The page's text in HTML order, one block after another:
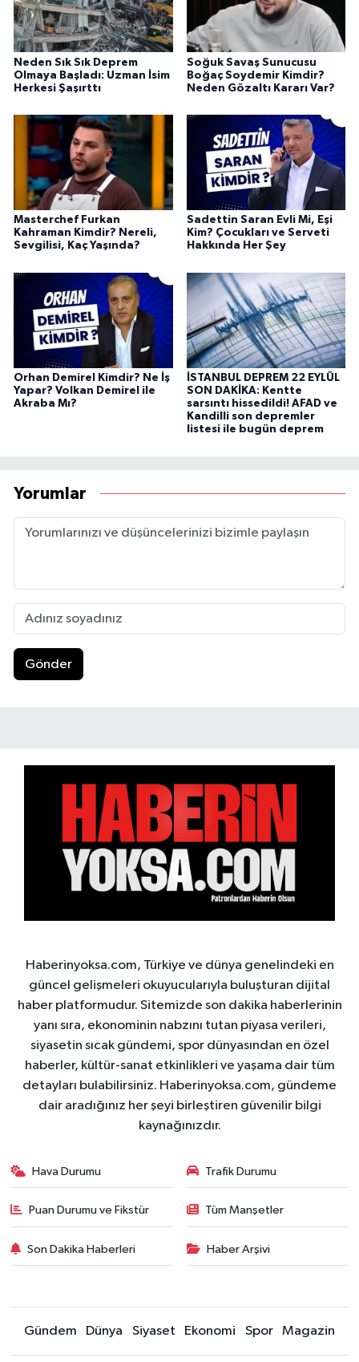
Neden Sık Sık Deprem
Olmaya Başladı: Uzman İsim
Herkesi Şaşırttı
Soğuk Savaş Sunucusu
Boğaç Soydemir Kimdir?
Neden Gözaltı Kararı Var?
Masterchef Furkan
Kahraman Kimdir? Nereli,
Sevgilisi, Kaç Yaşında?
Sadettin Saran Evli Mi, Eşi
Kim? Çocukları ve Serveti
Hakkında Her Şey
Orhan Demirel Kimdir? Ne İş
Yapar? Volkan Demirel ile
Akraba Mı?
İSTANBUL DEPREM 22 EYLÜL
SON DAKİKA: Kentte
sarsıntı hissedildi! AFAD ve
Kandilli son depremler
listesi ile bugün deprem
Yorumlar
Gönder
Haberinyoksa.com, Türkiye ve dünya genelindeki en
güncel gelişmeleri okuyucularıyla buluşturan dijital
haber platformudur. Sitemizde son dakika haberlerinin
yanı sıra, ekonominin nabzını tutan piyasa verileri,
siyasetin sıcak gündemi, spor dünyasından en özel
haberler, kültür-sanat etkinlikleri ve yaşama dair tüm
detayları bulabilirsiniz. Haberinyoksa.com, gündeme
dair aradığınız her şeyi birleştiren güvenilir bilgi
kaynağınızdır.
Hava Durumu Trafik Durumu
Puan Durumu ve Fikstür Tüm Manşetler
Son Dakika Haberleri Haber Arşivi
Gündem Dünya Siyaset Ekonomi Spor Magazin